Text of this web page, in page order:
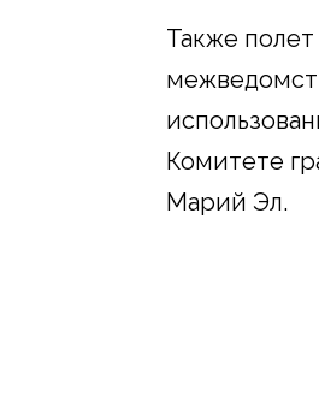
Также
Комитете
Марий Эл.